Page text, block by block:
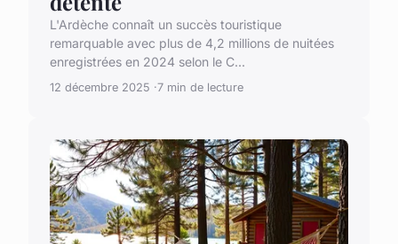
L'Ardèche connaît un succès touristique
remarquable avec plus de 4,2 millions de nuitées
enregistrées en 2024 selon le C...
12 décembre 2025 7 min de lecture